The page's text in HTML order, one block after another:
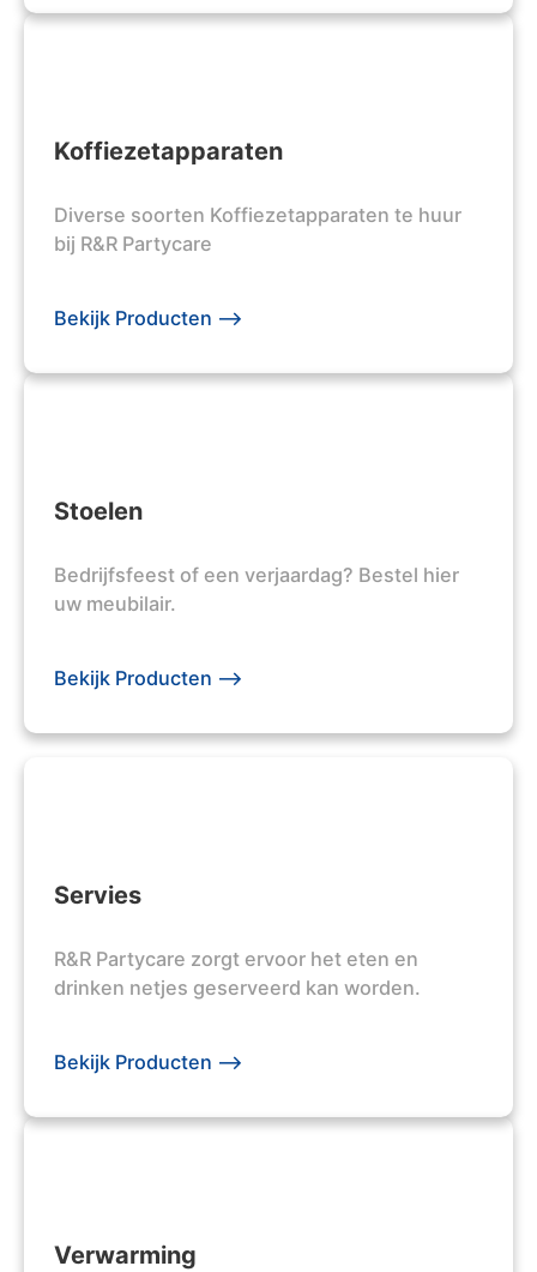
Koffiezetapparaten
Diverse soorten Koffiezetapparaten te huur
bij R&R Partycare
Bekijk Producten -->
Stoelen
Bedrijfsfeest of een verjaardag? Bestel hier
uw meubilair.
Bekijk Producten -->
Servies
R&R Partycare zorgt ervoor het eten en
drinken netjes geserveerd kan worden.
Bekijk Producten -->
Verwarming